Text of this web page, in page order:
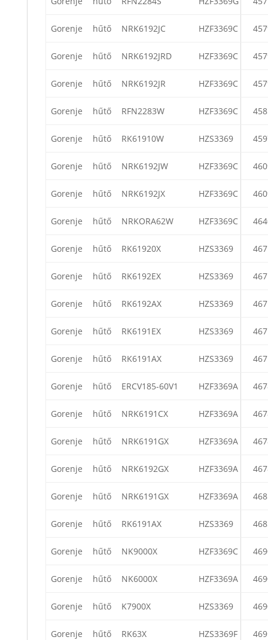
Gorenje hűtő NRK6192JC HZF3369C
Gorenje hűtő NRK6192JRD HZF3369C
Gorenje hűtő NRK6192JR HZF3369C
Gorenje hűtő RFN2283W HZF3369C
Gorenje hűtő RK61910W HZS3369
Gorenje hűtő NRK6192JW HZF3369C
Gorenje hűtő NRK6192JX HZF3369C
Gorenje hűtő NRKORA62W HZF3369C
Gorenje hűtő RK61920X HZS3369
Gorenje hűtő RK6192EX HZS3369
Gorenje hűtő RK6192AX HZS3369
Gorenje hűtő RK6191EX HZS3369
Gorenje hűtő RK6191AX HZS3369
Gorenje hűtő ERCV185-60V1 HZF3369A
Gorenje hűtő NRK6191CX HZF3369A
Gorenje hűtő NRK6191GX HZF3369A
Gorenje hűtő NRK6192GX HZF3369A
Gorenje hűtő NRK6191GX HZF3369A
Gorenje hűtő RK6191AX HZS3369
Gorenje hűtő NK9000X HZF3369C
Gorenje hűtő NK6000X HZF3369A
Gorenje hűtő K7900X HZS3369
Gorenje hűtő RK63X HZS3369F